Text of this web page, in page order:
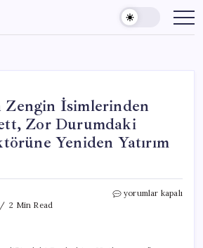
Zengin İsimlerinden
Zor Durumdaki
Yeniden Yatırım
2 Min Read
Dünyanın
yorumlar kapalı